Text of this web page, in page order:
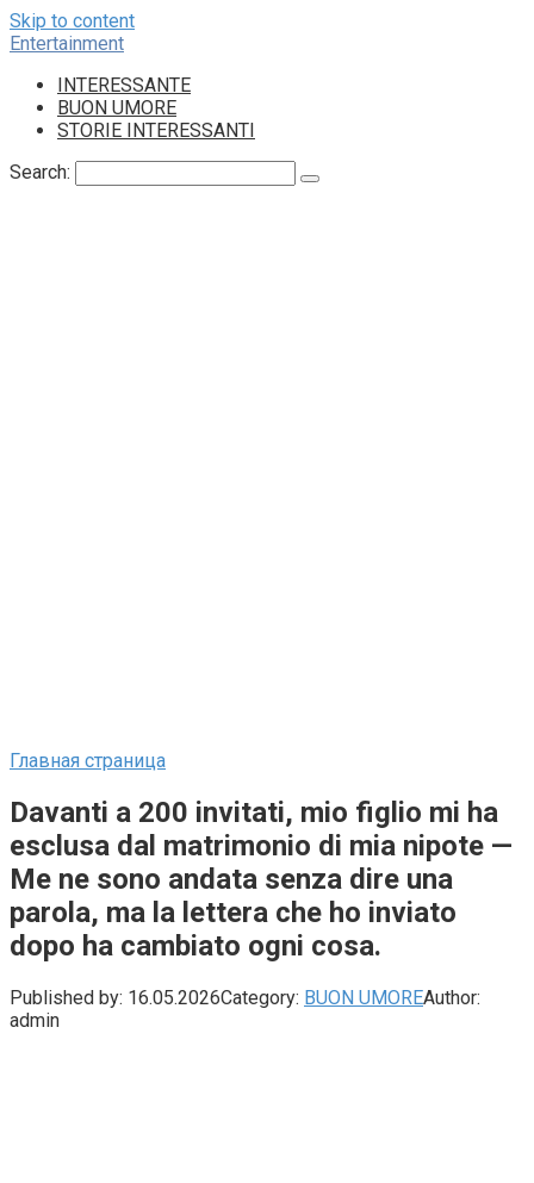
Skip to content
Entertainment
INTERESSANTE
BUON UMORE
STORIE INTERESSANTI
Search:
Главная страница
Davanti a 200 invitati, mio figlio mi ha
esclusa dal matrimonio di mia nipote —
Me ne sono andata senza dire una
parola, ma la lettera che ho inviato
dopo ha cambiato ogni cosa.
Published by: 16.05.2026Category: BUON UMOREAuthor:
admin